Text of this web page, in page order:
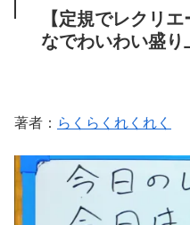
【定規でレクリ
なでわいわい盛り
著者： らくらくれくれく